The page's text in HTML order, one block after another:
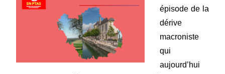
épisode de la
dérive
macroniste
qui
aujourd’hui